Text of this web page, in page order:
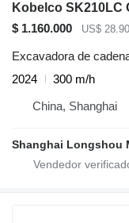
Kobelco SK210LC
$ 1.160.000
US$
Excavadora de
2024
300 m/h
China, Shanghai
Shanghai Longshou